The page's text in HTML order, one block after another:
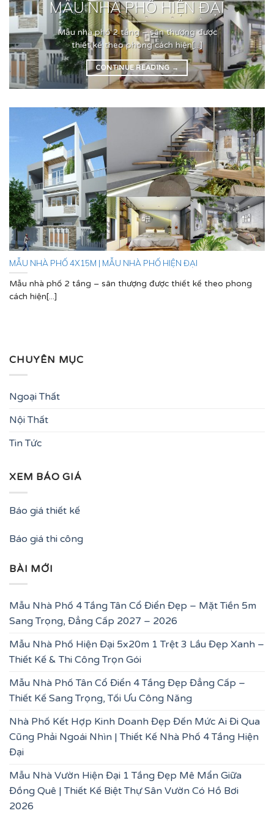
MẪU NHÀ PHỐ HIỆN ĐẠI
Mẫu nhà phố 2 tầng – sân thượng được
thiết kế theo phong cách hiện[...]
CONTINUE READING →
MẪU NHÀ PHỐ 4X15M | MẪU NHÀ PHỐ HIỆN ĐẠI
Mẫu nhà phố 2 tầng – sân thượng được thiết kế theo phong
cách hiện[...]
CHUYÊN MỤC
Ngoại Thất
Nội Thất
Tin Tức
XEM BÁO GIÁ
Báo giá thiết kế
Báo giá thi công
BÀI MỚI
Mẫu Nhà Phố 4 Tầng Tân Cổ Điển Đẹp – Mặt Tiền 5m
Sang Trọng, Đẳng Cấp 2027 – 2026
Mẫu Nhà Phố Hiện Đại 5x20m 1 Trệt 3 Lầu Đẹp Xanh –
Thiết Kế & Thi Công Trọn Gói
Mẫu Nhà Phố Tân Cổ Điển 4 Tầng Đẹp Đẳng Cấp –
Thiết Kế Sang Trọng, Tối Ưu Công Năng
Nhà Phố Kết Hợp Kinh Doanh Đẹp Đến Mức Ai Đi Qua
Cũng Phải Ngoái Nhìn | Thiết Kế Nhà Phố 4 Tầng Hiện
Đại
Mẫu Nhà Vườn Hiện Đại 1 Tầng Đẹp Mê Mẩn Giữa
Đồng Quê | Thiết Kế Biệt Thự Sân Vườn Có Hồ Bơi
2026